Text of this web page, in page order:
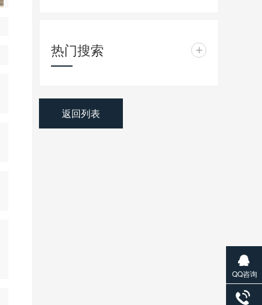
热门搜索 +
返回列表
QQ咨询